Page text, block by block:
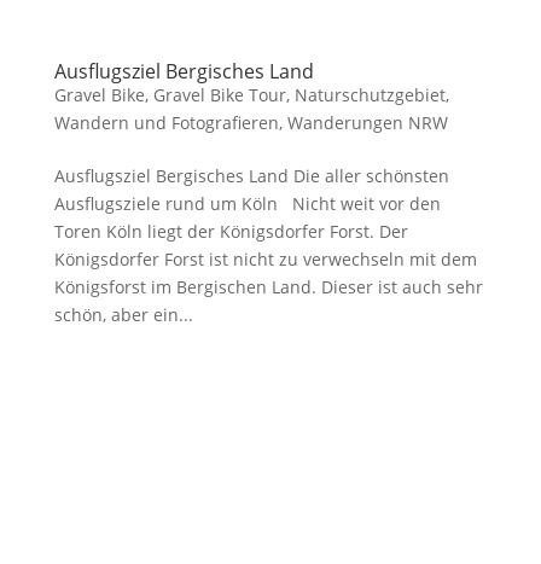
Ausflugsziel Bergisches Land
Gravel Bike, Gravel Bike Tour, Naturschutzgebiet,
Wandern und Fotografieren, Wanderungen NRW
Ausflugsziel Bergisches Land Die aller schönsten
Ausflugsziele rund um Köln Nicht weit vor den
Toren Köln liegt der Königsdorfer Forst. Der
Königsdorfer Forst ist nicht zu verwechseln mit dem
Königsforst im Bergischen Land. Dieser ist auch sehr
schön, aber ein...